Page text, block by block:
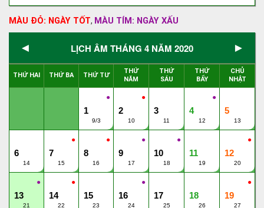
MÀU ĐỎ: NGÀY TỐT, MÀU TÍM: NGÀY XẤU
◄ LỊCH ÂM THÁNG 4 NĂM 2020 ►
THỨ HAI THỨ BA THỨ TƯ
THỨ
NĂM
THỨ
SÁU
THỨ
BẨY
CHỦ
NHẬT
●
1
9/3
●
2
10
3
11
●
4
12
5
13
6
14
●
7
15
●
8
16
●
9
17
●
10
18
11
19
●
12
20
●
13
21
●
14
22
15
23
●
16
24
17
25
18
26
●
19
27